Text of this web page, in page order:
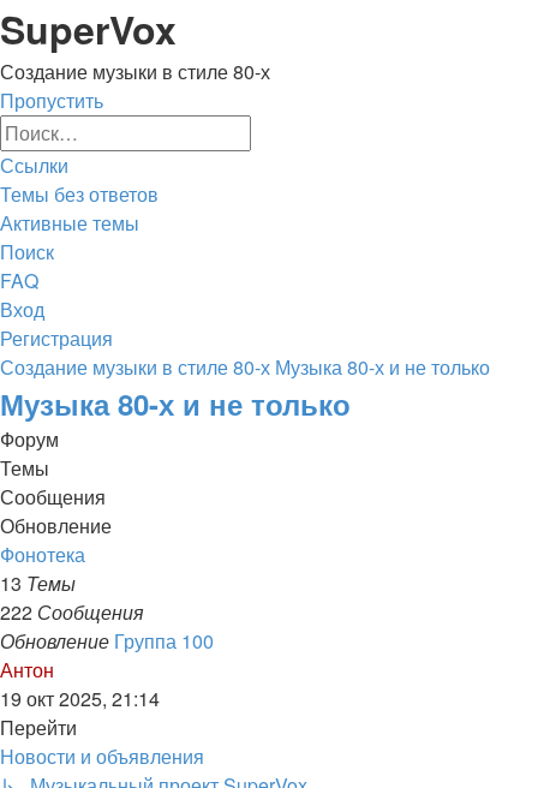
Регистрация
SuperVox
Создание музыки в стиле 80-х
Пропустить
Ссылки
Темы без ответов
Активные темы
Поиск
FAQ
Вход
Регистрация
Создание музыки в стиле 80-х Музыка 80-х и не только
Поиск
Музыка 80-х и не только
Форум
Темы
Сообщения
Обновление
Фонотека
13 Темы
222 Сообщения
Обновление Группа 100
Антон
к
последнему
сообщению
19 окт 2025, 21:14
Перейти
Новости и объявления